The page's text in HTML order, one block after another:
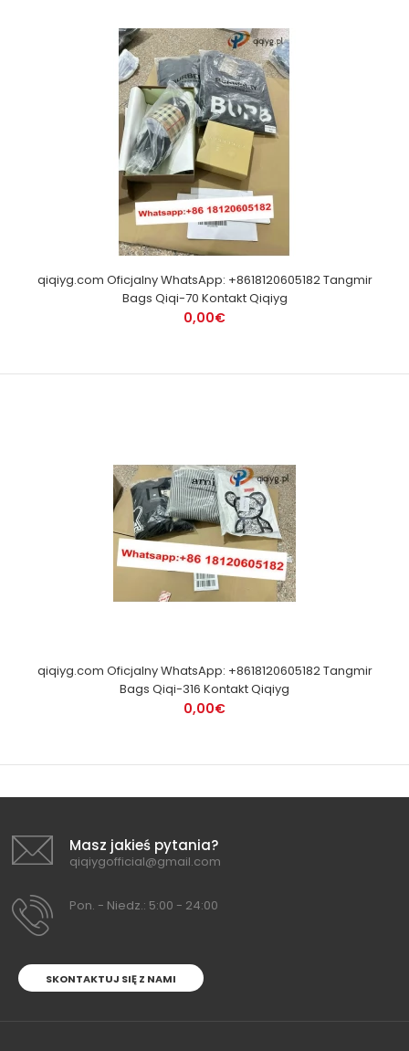
qiqiyg.com Oficjalny WhatsApp: +8618120605182 Tangmir
Bags Qiqi-70 Kontakt Qiqiyg
0,00€
qiqiyg.com Oficjalny WhatsApp: +8618120605182 Tangmir
Bags Qiqi-316 Kontakt Qiqiyg
0,00€
Masz jakieś pytania?
qiqiygofficial@gmail.com
Pon. - Niedz.: 5:00 - 24:00
SKONTAKTUJ SIĘ Z NAMI